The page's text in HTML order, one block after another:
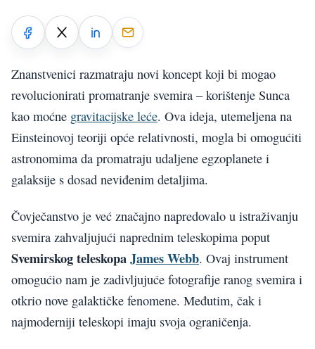
Znanstvenici razmatraju novi koncept koji bi mogao
revolucionirati promatranje svemira – korištenje Sunca
kao moćne gravitacijske leće. Ova ideja, utemeljena na
Einsteinovoj teoriji opće relativnosti, mogla bi omogućiti
astronomima da promatraju udaljene egzoplanete i
galaksije s dosad neviđenim detaljima.
Čovječanstvo je već značajno napredovalo u istraživanju
svemira zahvaljujući naprednim teleskopima poput
Svemirskog teleskopaJames Webb. Ovaj instrument
omogućio nam je zadivljujuće fotografije ranog svemira i
otkrio nove galaktičke fenomene. Međutim, čak i
najmoderniji teleskopi imaju svoja ograničenja.